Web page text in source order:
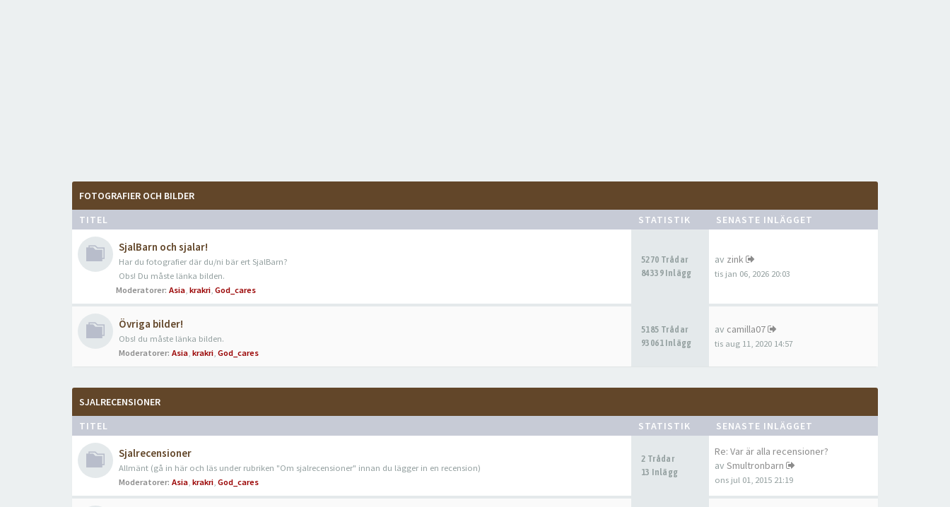
FOTOGRAFIER OCH BILDER
TITEL
STATISTIK SENASTE INLÄGGET
SjalBarn och sjalar!
Har du fotografier där du/ni bär ert SjalBarn?
Obs! Du måste länka bilden.
Moderatorer: Asia, krakri, God_cares
5270 Trådar
84339 Inlägg
av zink
tis jan 06, 2026 20:03
Övriga bilder!
Obs! du måste länka bilden.
Moderatorer: Asia, krakri, God_cares
5185 Trådar
93061 Inlägg
av camilla07
tis aug 11, 2020 14:57
SJALRECENSIONER
TITEL
STATISTIK SENASTE INLÄGGET
Sjalrecensioner
Allmänt (gå in här och läs under rubriken "Om sjalrecensioner" innan du lägger in en recension)
Moderatorer: Asia, krakri, God_cares
2 Trådar
13 Inlägg
Re: Var är alla recensioner?
av Smultronbarn
ons jul 01, 2015 21:19